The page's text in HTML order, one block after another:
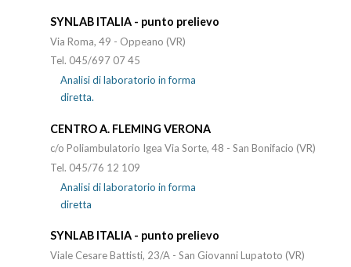
SYNLAB ITALIA - punto prelievo
Via Roma, 49 - Oppeano (VR)
Tel. 045/697 07 45
Analisi di laboratorio in forma
diretta.
CENTRO A. FLEMING VERONA
c/o Poliambulatorio Igea Via Sorte, 48 - San Bonifacio (VR)
Tel. 045/76 12 109
Analisi di laboratorio in forma
diretta
SYNLAB ITALIA - punto prelievo
Viale Cesare Battisti, 23/A - San Giovanni Lupatoto (VR)